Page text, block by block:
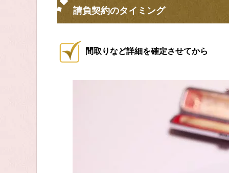
請負契約のタイミング
間取りなど詳細を確定させてから